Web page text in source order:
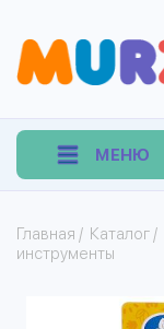
МЕНЮ
Главная / Каталог /
инструменты